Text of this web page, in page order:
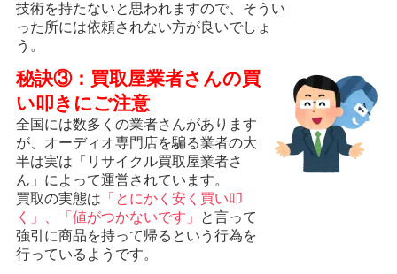
技術を持たないと思われますので、そうい
った所には依頼されない方が良いでしょ
う。
秘訣③：買取屋業者さんの買
い叩きにご注意
全国には数多くの業者さんがあります
が、オーディオ専門店を騙る業者の大
半は実は「リサイクル買取屋業者さ
ん」によって運営されています。
買取の実態は 「とにかく安く買い叩
く」、「値がつかないです」
と言って
強引に商品を持って帰るという行為を
行っているようです。